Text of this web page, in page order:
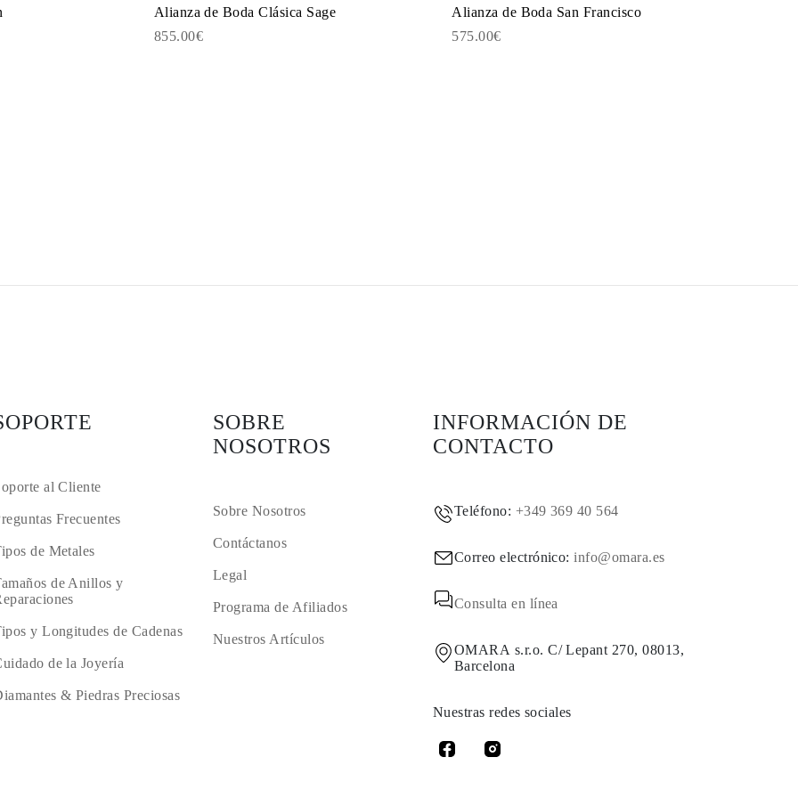
Alianza de Boda Clásica Sage
855.00€
Alianza de Boda San Francisco
575.00€
al Cliente
Frecuentes
de Metales
de Anillos y
y Longitudes de Cadenas
de la Joyería
& Piedras Preciosas
SOBRE
NOSOTROS
Sobre Nosotros
Contáctanos
Legal
Programa de Afiliados
Nuestros Artículos
INFORMACIÓN DE
CONTACTO
Teléfono: +349 369 40 564
Correo electrónico:info@omara.es
Consulta en línea
OMARA s.r.o. C/ Lepant 270, 08013,
Barcelona
Nuestras redes sociales